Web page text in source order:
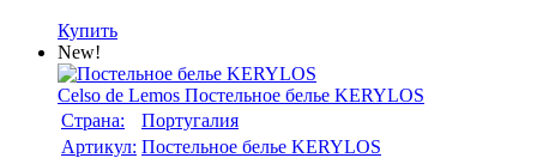
Купить
New!
Celso de Lemos Постельное белье KERYLOS
Страна:
Португалия
Артикул: Постельное белье KERYLOS